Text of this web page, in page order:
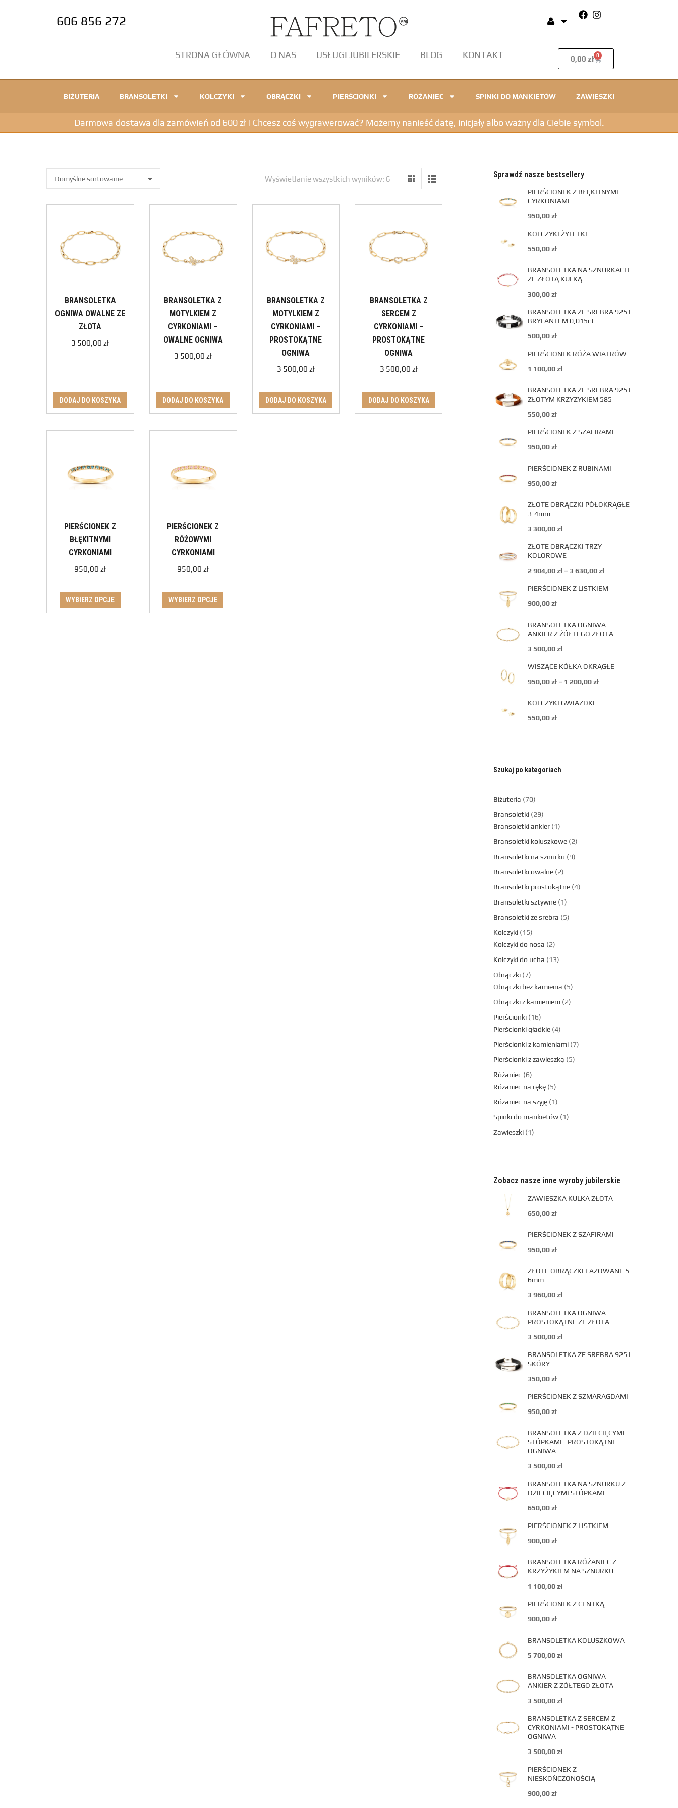
606 856 272
STRONA GŁÓWNA O NAS USŁUGI JUBILERSKIE BLOG KONTAKT 0,00 zł 0
BIŻUTERIA BRANSOLETKI KOLCZYKI OBRĄCZKI PIERŚCIONKI RÓŻANIEC SPINKI DO MANKIETÓW ZAWIESZKI
Darmowa dostawa dla zamówień od 600 zł | Chcesz coś wygrawerować? Możemy nanieść datę, inicjały albo ważny dla Ciebie symbol.
Wyświetlanie wszystkich wyników: 6
BRANSOLETKA
OGNIWA OWALNE ZE
ZŁOTA
3 500,00zł
DODAJ DO KOSZYKA
BRANSOLETKA Z
MOTYLKIEM Z
CYRKONIAMI –
OWALNE OGNIWA
3 500,00zł
DODAJ DO KOSZYKA
BRANSOLETKA Z
MOTYLKIEM Z
CYRKONIAMI –
PROSTOKĄTNE
OGNIWA
3 500,00 zł
DODAJ DO KOSZYKA
BRANSOLETKA Z
SERCEM Z
CYRKONIAMI –
PROSTOKĄTNE
OGNIWA
3 500,00 zł
DODAJ DO KOSZYKA
PIERŚCIONEK Z
BŁĘKITNYMI
CYRKONIAMI
950,00zł
WYBIERZ OPCJE
PIERŚCIONEK Z
RÓŻOWYMI
CYRKONIAMI
950,00zł
WYBIERZ OPCJE
Sprawdź nasze bestsellery
PIERŚCIONEK Z BŁĘKITNYMI
CYRKONIAMI
950,00zł
KOLCZYKI ŻYLETKI
550,00zł
BRANSOLETKA NA SZNURKACH
ZE ZŁOTĄ KULKĄ
300,00zł
BRANSOLETKA ZE SREBRA 925 I
BRYLANTEM 0,015ct
500,00zł
PIERŚCIONEK RÓŻA WIATRÓW
1 100,00zł
BRANSOLETKA ZE SREBRA 925 I
ZŁOTYM KRZYŻYKIEM 585
550,00zł
PIERŚCIONEK Z SZAFIRAMI
950,00zł
PIERŚCIONEK Z RUBINAMI
950,00zł
ZŁOTE OBRĄCZKI PÓŁOKRĄGŁE
3-4mm
3 300,00zł
ZŁOTE OBRĄCZKI TRZY
KOLOROWE
2 904,00zł – 3 630,00zł
PIERŚCIONEK Z LISTKIEM
900,00zł
BRANSOLETKA OGNIWA
ANKIER Z ŻÓŁTEGO ZŁOTA
3 500,00zł
WISZĄCE KÓŁKA OKRĄGŁE
950,00zł – 1 200,00zł
KOLCZYKI GWIAZDKI
550,00zł
Szukaj po kategoriach
Biżuteria
70
Bransoletki 29
Bransoletki ankier 1
Bransoletki koluszkowe 2
Bransoletki na sznurku
9
Bransoletki owalne 2
Bransoletki prostokątne 4
Bransoletki sztywne 1
Bransoletki ze srebra
5
Kolczyki 15
Kolczyki do nosa
2
Kolczyki do ucha
13
Obrączki 7
Obrączki bez kamienia
5
Obrączki z kamieniem 2
Pierścionki 16
Pierścionki gładkie 4
Pierścionki z kamieniami 7
Pierścionki z zawieszką
5
Różaniec
6
Różaniec na rękę 5
Różaniec na szyję 1
Spinki do mankietów 1
Zawieszki 1
Zobacz nasze inne wyroby jubilerskie
ZAWIESZKA KULKA ZŁOTA
650,00zł
PIERŚCIONEK Z SZAFIRAMI
950,00zł
ZŁOTE OBRĄCZKI FAZOWANE 5-
6mm
3 960,00zł
BRANSOLETKA OGNIWA
PROSTOKĄTNE ZE ZŁOTA
3 500,00zł
BRANSOLETKA ZE SREBRA 925 I
SKÓRY
350,00zł
PIERŚCIONEK Z SZMARAGDAMI
950,00zł
BRANSOLETKA Z DZIECIĘCYMI
STÓPKAMI - PROSTOKĄTNE
OGNIWA
3 500,00zł
BRANSOLETKA NA SZNURKU Z
DZIECIĘCYMI STÓPKAMI
650,00zł
PIERŚCIONEK Z LISTKIEM
900,00zł
BRANSOLETKA RÓŻANIEC Z
KRZYŻYKIEM NA SZNURKU
1 100,00zł
PIERŚCIONEK Z CENTKĄ
900,00zł
BRANSOLETKA KOLUSZKOWA
5 700,00zł
BRANSOLETKA OGNIWA
ANKIER Z ŻÓŁTEGO ZŁOTA
3 500,00zł
BRANSOLETKA Z SERCEM Z
CYRKONIAMI - PROSTOKĄTNE
OGNIWA
3 500,00zł
PIERŚCIONEK Z
NIESKOŃCZONOŚCIĄ
900,00zł